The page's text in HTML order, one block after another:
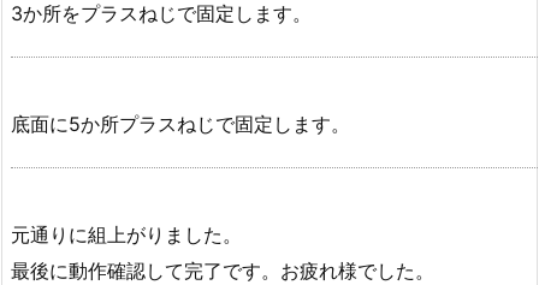
3か所をプラスねじで固定します。
底面に5か所プラスねじで固定します。
元通りに組上がりました。
最後に動作確認して完了です。お疲れ様でした。